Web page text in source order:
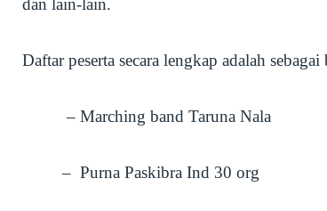
dan lain-lain.
Daftar peserta secara lengkap adalah
– Marching band Taruna Nala
– Purna Paskibra Ind 30 org